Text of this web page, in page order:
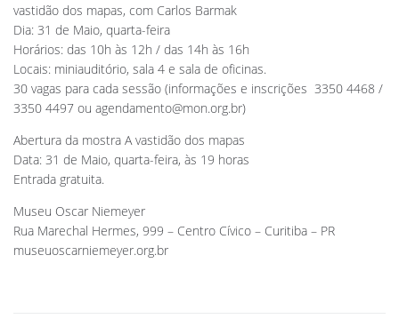
vastidão dos mapas, com Carlos Barmak
Dia: 31 de Maio, quarta-feira
Horários: das 10h às 12h / das 14h às 16h
Locais: miniauditório, sala 4 e sala de oficinas.
30 vagas para cada sessão (informações e inscrições  3350 4468 /
3350 4497 ou agendamento@mon.org.br)
Abertura da mostra A vastidão dos mapas
Data: 31 de Maio, quarta-feira, às 19 horas
Entrada gratuita.
Museu Oscar Niemeyer
Rua Marechal Hermes, 999 – Centro Cívico – Curitiba – PR
museuoscarniemeyer.org.br